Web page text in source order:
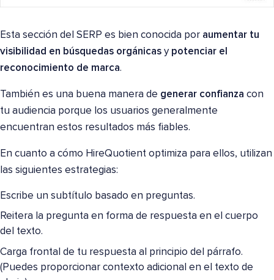
Esta sección del SERP es bien conocida por aumentar tu
visibilidad en búsquedas orgánicas y potenciar el
reconocimiento de marca.
También es una buena manera de generar confianza con
tu audiencia porque los usuarios generalmente
encuentran estos resultados más fiables.
En cuanto a cómo HireQuotient optimiza para ellos, utilizan
las siguientes estrategias:
Escribe un subtítulo basado en preguntas.
Reitera la pregunta en forma de respuesta en el cuerpo
del texto.
Carga frontal de tu respuesta al principio del párrafo.
(Puedes proporcionar contexto adicional en el texto de